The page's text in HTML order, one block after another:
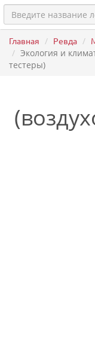
Главная Ревда
Экология и
тестеры)